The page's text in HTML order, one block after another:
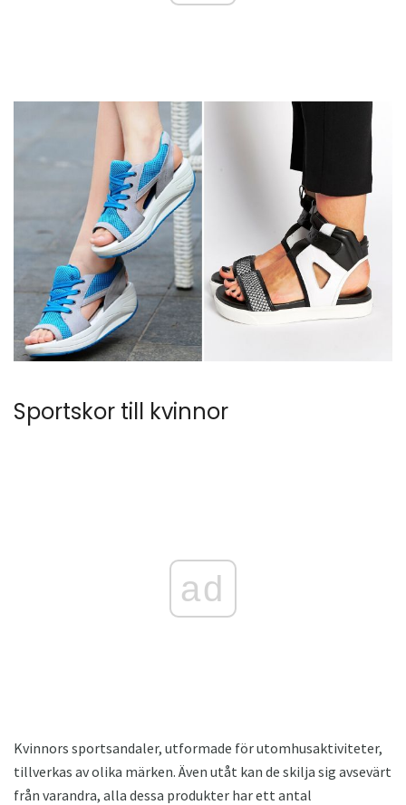
Sportskor till kvinnor
ad
Kvinnors sportsandaler, utformade för utomhusaktiviteter,
tillverkas av olika märken. Även utåt kan de skilja sig avsevärt
från varandra, alla dessa produkter har ett antal